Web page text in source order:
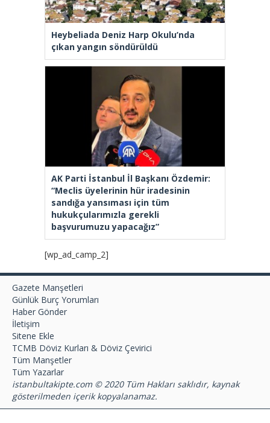
Heybeliada Deniz Harp Okulu’nda
çıkan yangın söndürüldü
AK Parti İstanbul İl Başkanı Özdemir:
“Meclis üyelerinin hür iradesinin
sandığa yansıması için tüm
hukukçularımızla gerekli
başvurumuzu yapacağız”
[wp_ad_camp_2]
Gazete Manşetleri
Günlük Burç Yorumları
Haber Gönder
İletişim
Sitene Ekle
TCMB Döviz Kurları & Döviz Çevirici
Tüm Manşetler
Tüm Yazarlar
istanbultakipte.com © 2020 Tüm Hakları saklıdır, kaynak
gösterilmeden içerik kopyalanamaz.